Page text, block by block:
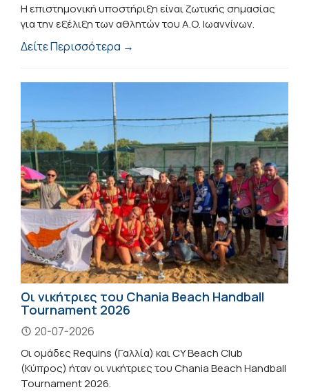
Η επιστημονική υποστήριξη είναι ζωτικής σημασίας
για την εξέλιξη των αθλητών του Α.Ο. Ιωαννίνων.
Δείτε Περισσότερα →
Οι νικήτριες του Chania Beach Handball
Tournament 2026
20-07-2026
Οι ομάδες Requins (Γαλλία) και CY Beach Club
(Κύπρος) ήταν οι νικήτριες του Chania Beach Handball
Tournament 2026.